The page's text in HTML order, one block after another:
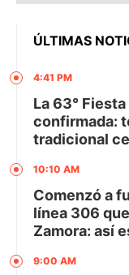
ÚLTIMAS
4:41 PM
La 63°
confirmada:
tradicional
10:10 AM
Comenzó a
línea 306
Zamora: así
9:00 AM